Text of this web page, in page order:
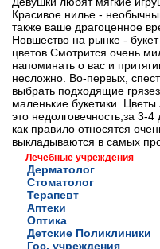
Красивое нилье -
также ваше драгоценное
Новшество на рынке -
цветов.Смотрится очень
напоминать о вас и
несложно. Во-первых,
выбрать подходящие
маленькие букетики.
это недолговечность,за 3-
как правило относятся
выкладываются в самых
Лечебные учреждения
Дерматолог
Стоматолог
Терапевт
Аптеки
Оптика
Детские Поликлиники
Гос. учреждения